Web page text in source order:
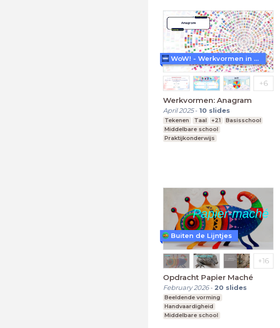
Werkvormen: Anagram
April 2025- 10 slides
Tekenen Taal +21
Basisschool
Middelbare school
Praktijkonderwijs
WoW! - Werkvormen in LessonUp
Opdracht Papier Maché
February 2026- 20 slides
Beeldende vorming
Handvaardigheid
Middelbare school
Buiten de Lijntjes